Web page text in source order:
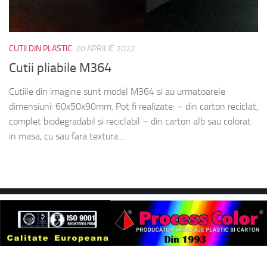
CUTII DIN PLASTIC 20 APRILIE 2022
Cutii pliabile M364
Cutiile din imagine sunt model M364 si au urmatoarele
dimensiuni: 60x50x90mm. Pot fi realizate: – din carton reciclat,
complet biodegradabil si reciclabil – din carton alb sau colorat
in masa, cu sau fara textura...